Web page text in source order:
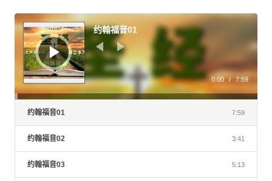
音
频
约翰福音01
0:00 / 7:59
约翰福音01 7:59
约翰福音02 3:41
约翰福音03 5:13